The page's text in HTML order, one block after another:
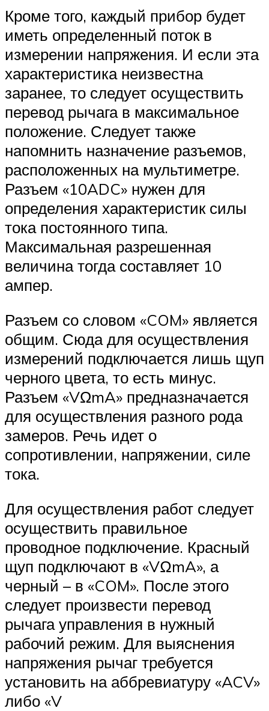
Кроме того, каждый прибор будет
иметь определенный поток в
измерении напряжения. И если эта
характеристика неизвестна
заранее, то следует осуществить
перевод рычага в максимальное
положение. Следует также
напомнить назначение разъемов,
расположенных на мультиметре.
Разъем «10ADC» нужен для
определения характеристик силы
тока постоянного типа.
Максимальная разрешенная
величина тогда составляет 10
ампер.
Разъем со словом «COM» является
общим. Сюда для осуществления
измерений подключается лишь щуп
черного цвета, то есть минус.
Разъем «VΩmA» предназначается
для осуществления разного рода
замеров. Речь идет о
сопротивлении, напряжении, силе
тока.
Для осуществления работ следует
осуществить правильное
проводное подключение. Красный
щуп подключают в «VΩmA», а
черный – в «COM». После этого
следует произвести перевод
рычага управления в нужный
рабочий режим. Для выяснения
напряжения рычаг требуется
установить на аббревиатуру «ACV»
либо «V